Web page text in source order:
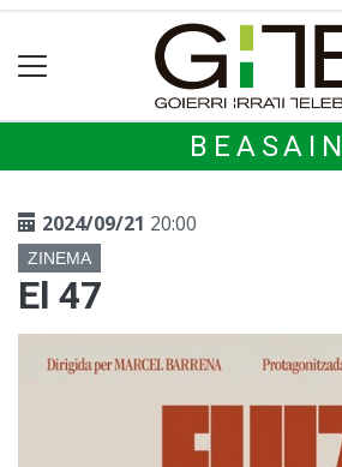
BEASAIN
2024/09/21 20:00
ZINEMA
El 47